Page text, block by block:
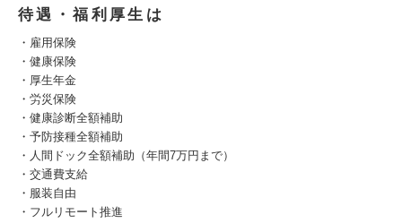
待遇・福利厚生は
・雇用保険
・健康保険
・厚生年金
・労災保険
・健康診断全額補助
・予防接種全額補助
・人間ドック全額補助（年間7万円まで）
・交通費支給
・服装自由
・フルリモート推進